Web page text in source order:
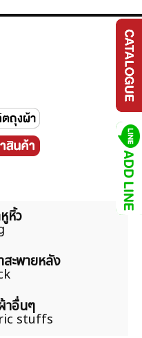
หิ้ว
สะพายหลัง
าอื่นๆ
stuffs